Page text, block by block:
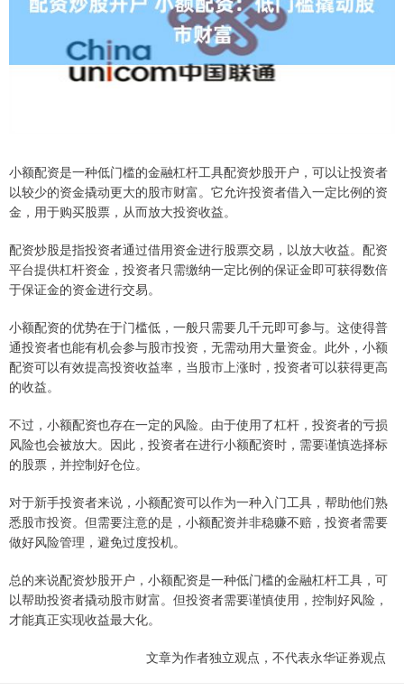
小额配资是一种低门槛的金融杠杆工具配资炒股开户，可以让投资者
以较少的资金撬动更大的股市财富。它允许投资者借入一定比例的资
金，用于购买股票，从而放大投资收益。
配资炒股是指投资者通过借用资金进行股票交易，以放大收益。配资
平台提供杠杆资金，投资者只需缴纳一定比例的保证金即可获得数倍
于保证金的资金进行交易。
小额配资的优势在于门槛低，一般只需要几千元即可参与。这使得普
通投资者也能有机会参与股市投资，无需动用大量资金。此外，小额
配资可以有效提高投资收益率，当股市上涨时，投资者可以获得更高
的收益。
不过，小额配资也存在一定的风险。由于使用了杠杆，投资者的亏损
风险也会被放大。因此，投资者在进行小额配资时，需要谨慎选择标
的股票，并控制好仓位。
对于新手投资者来说，小额配资可以作为一种入门工具，帮助他们熟
悉股市投资。但需要注意的是，小额配资并非稳赚不赔，投资者需要
做好风险管理，避免过度投机。
总的来说配资炒股开户，小额配资是一种低门槛的金融杠杆工具，可
以帮助投资者撬动股市财富。但投资者需要谨慎使用，控制好风险，
才能真正实现收益最大化。
文章为作者独立观点，不代表永华证券观点